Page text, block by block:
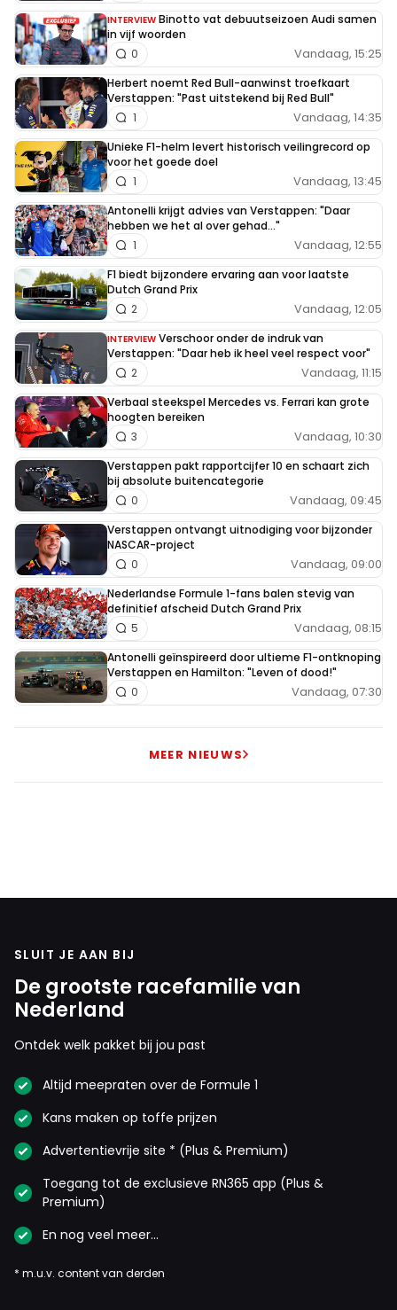
INTERVIEW Binotto vat debuutseizoen Audi samen
in vijf woorden
Vandaag, 15:25
0
Herbert noemt Red Bull-aanwinst troefkaart
Verstappen: "Past uitstekend bij Red Bull"
Vandaag, 14:35
1
Unieke F1-helm levert historisch veilingrecord op
voor het goede doel
Vandaag, 13:45
1
Antonelli krijgt advies van Verstappen: "Daar
hebben we het al over gehad..."
Vandaag, 12:55
1
F1 biedt bijzondere ervaring aan voor laatste
Dutch Grand Prix
Vandaag, 12:05
2
INTERVIEW Verschoor onder de indruk van
Verstappen: "Daar heb ik heel veel respect voor"
Vandaag, 11:15
2
Verbaal steekspel Mercedes vs. Ferrari kan grote
hoogten bereiken
Vandaag, 10:30
3
Verstappen pakt rapportcijfer 10 en schaart zich
bij absolute buitencategorie
Vandaag, 09:45
0
Verstappen ontvangt uitnodiging voor bijzonder
NASCAR-project
Vandaag, 09:00
0
Nederlandse Formule 1-fans balen stevig van
definitief afscheid Dutch Grand Prix
Vandaag, 08:15
5
Antonelli geïnspireerd door ultieme F1-ontknoping
Verstappen en Hamilton: "Leven of dood!"
Vandaag, 07:30
0
MEER NIEUWS
SLUIT JE AAN BIJ
De grootste racefamilie van
Nederland
Ontdek welk pakket bij jou past
Altijd meepraten over de Formule 1
Kans maken op toffe prijzen
Advertentievrije site * (Plus & Premium)
Toegang tot de exclusieve RN365 app (Plus &
Premium)
En nog veel meer…
* m.u.v. content van derden